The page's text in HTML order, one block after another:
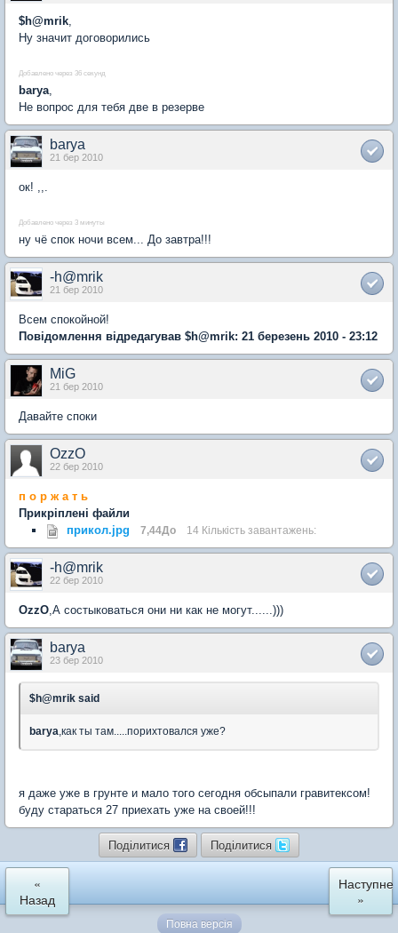
$h@mrik,
Ну значит договорились
Добавлено через 36 секунд
barya,
Не вопрос для тебя две в резерве
barya
21 бер 2010
ок! ,,.
Добавлено через 3 минуты
ну чё спок ночи всем... До завтра!!!
-h@mrik
21 бер 2010
Всем спокойной!
Повідомлення відредагував $h@mrik: 21 березень 2010 - 23:12
MiG
21 бер 2010
Давайте споки
OzzO
22 бер 2010
п о р ж а т ь
Прикріплені файли
прикол.jpg
7,44До 14 Кількість завантажень:
-h@mrik
22 бер 2010
OzzO,А состыковаться они ни как не могут......)))
barya
23 бер 2010
$h@mrik said
barya,как ты там.....порихтовался уже?
я даже уже в грунте и мало того сегодня обсыпали гравитексом!
буду стараться 27 приехать уже на своей!!!
Поділитися Поділитися
«
Назад
Наступне
»
Повна версія